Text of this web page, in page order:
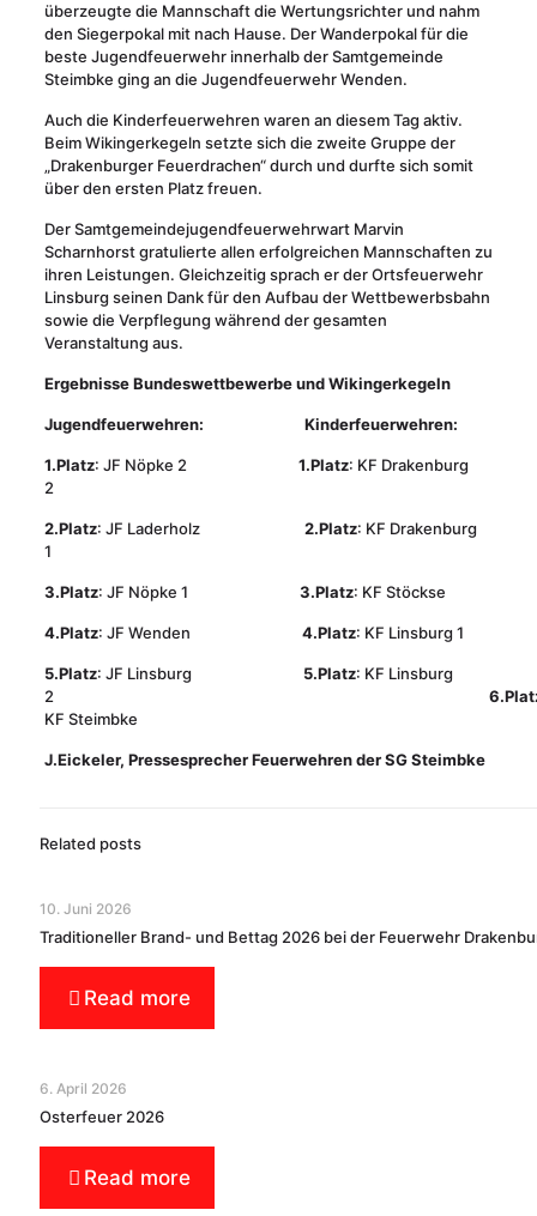
überzeugte die Mannschaft die Wertungsrichter und nahm
den Siegerpokal mit nach Hause. Der Wanderpokal für die
beste Jugendfeuerwehr innerhalb der Samtgemeinde
Steimbke ging an die Jugendfeuerwehr Wenden.
Auch die Kinderfeuerwehren waren an diesem Tag aktiv.
Beim Wikingerkegeln setzte sich die zweite Gruppe der
„Drakenburger Feuerdrachen“ durch und durfte sich somit
über den ersten Platz freuen.
Der Samtgemeindejugendfeuerwehrwart Marvin
Scharnhorst gratulierte allen erfolgreichen Mannschaften zu
ihren Leistungen. Gleichzeitig sprach er der Ortsfeuerwehr
Linsburg seinen Dank für den Aufbau der Wettbewerbsbahn
sowie die Verpflegung während der gesamten
Veranstaltung aus.
Ergebnisse Bundeswettbewerbe und Wikingerkegeln
Jugendfeuerwehren: Kinderfeuerwehren:
1.Platz: JF Nöpke 2 1.Platz: KF Drakenburg
2
2.Platz: JF Laderholz 2.Platz: KF Drakenburg
1
3.Platz: JF Nöpke 1 3.Platz: KF Stöckse
4.Platz: JF Wenden 4.Platz: KF Linsburg 1
5.Platz: JF Linsburg 5.Platz: KF Linsburg
2
KF Steimbke
J.Eickeler, Pressesprecher Feuerwehren der SG Steimbke
Related posts
10. Juni 2026
Traditioneller Brand- und Bettag 2026 bei der Feuerwehr
Read more
6. April 2026
Osterfeuer 2026
Read more